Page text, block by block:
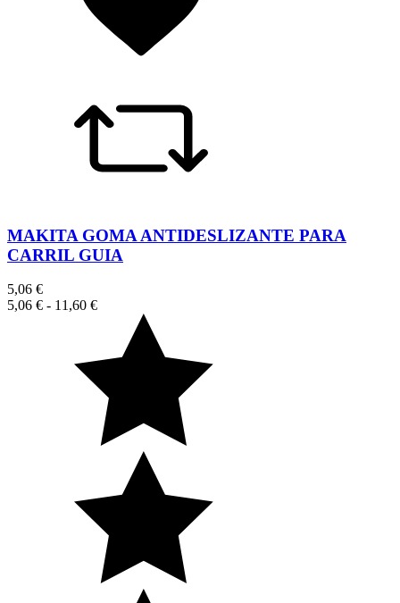
MAKITA GOMA ANTIDESLIZANTE PARA
CARRIL GUIA
5,06 €
5,06 € - 11,60 €